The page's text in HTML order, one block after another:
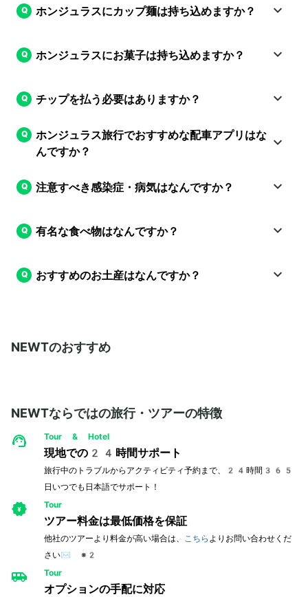
ホンジュラスにカップ麺は持ち込めますか？
ホンジュラスにお菓子は持ち込めますか？
チップを払う必要はありますか？
ホンジュラス旅行でおすすめな配車アプリはな
んですか？
注意すべき感染症・病気はなんですか？
有名な食べ物はなんですか？
おすすめのお土産はなんですか？
NEWTのおすすめ
NEWTならではの旅行・ツアーの特徴
Tour & Hotel
現地での24時間サポート
旅行中のトラブルからアクティビティ予約まで、24時間365
日いつでも日本語でサポート！
Tour
ツアー料金は最低価格を保証
他社のツアーより料金が高い場合は、 こちら よりお問い合わせくだ
さい✉️ ※2
Tour
オプションの手配に対応